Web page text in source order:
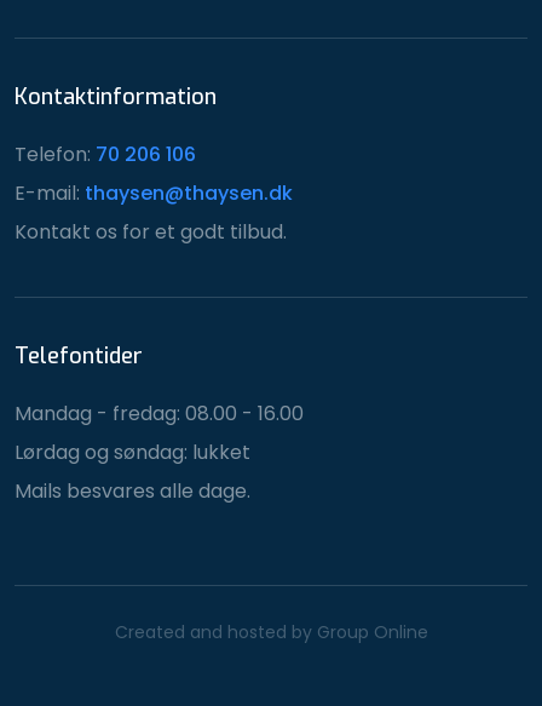
Kontaktinformation
Telefon: 70 206 106
E-mail: thaysen@thaysen.dk​
Kontakt os for et godt tilbud.
Telefontider
Mandag - fredag: 08.00 - 16.00
Lørdag og søndag: lukket
Mails besvares alle dage.
Created and hosted by Group Online